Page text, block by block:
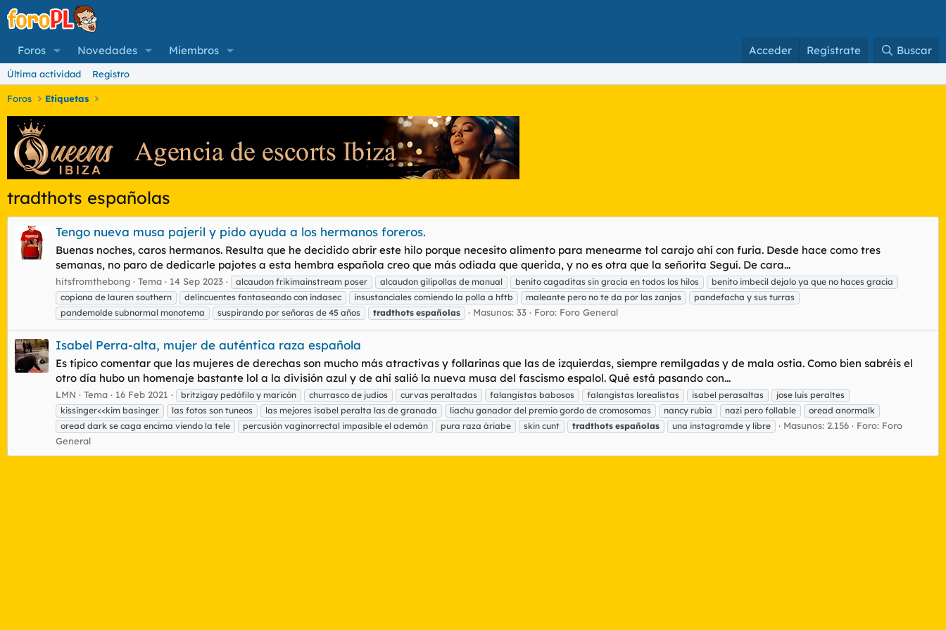
Foros Novedades Miembros Acceder Regístrate Buscar
Última actividad Registro
Foros Etiquetas
tradthots españolas
Tengo nueva musa pajeril y pido ayuda a los hermanos foreros.
Buenas noches, caros hermanos. Resulta que he decidido abrir este hilo porque necesito alimento para menearme tol carajo ahí con furia. Desde hace como tres
semanas, no paro de dedicarle pajotes a esta hembra española creo que más odiada que querida, y no es otra que la señorita Seguí. De cara...
hitsfromthebong Tema 14 Sep 2023 alcaudon frikimainstream poser alcaudon gilipollas de manual benito cagaditas sin gracia en todos los hilos
benito imbecil dejalo ya que no haces gracia
copiona de lauren southern
delincuentes fantaseando con indasec insustanciales comiendo la polla a hftb maleante pero no te da por las zanjas
pandefacha y sus turras
pandemolde subnormal monotema
suspirando por señoras de 45 años tradthots españolas Masunos: 33 Foro: Foro General
Isabel Perra-alta, mujer de auténtica raza española
Es típico comentar que las mujeres de derechas son mucho más atractivas y follarinas que las de izquierdas, siempre remilgadas y de mala ostia. Como bien sabréis el
otro día hubo un homenaje bastante lol a la división azul y de ahí salió la nueva musa del fascismo espalol. Qué está pasando con...
LMN Tema 16 Feb 2021 britzigay pedófilo y maricón churrasco de judios curvas peraltadas falangistas babosos falangistas lorealistas isabel perasaltas
jose luis peraltes
kissinger<<kim basinger
las fotos son tuneos las mejores isabel peralta las de granada liachu ganador del premio gordo de cromosomas nancy rubia nazi pero follable
oread anormalk
oread dark se caga encima viendo la tele
percusión vaginorrectal impasible el ademán pura raza áriabe skin cunt tradthots españolas una instagramde y libre Masunos: 2.156 Foro: Foro
General